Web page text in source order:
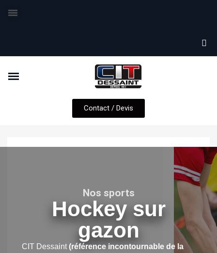
Contact / Devis
Nos sports
Hockey sur
gazon
CIT Dessaint(référence incontournable de la